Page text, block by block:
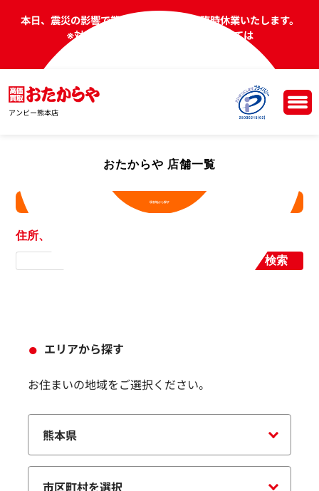
本日、震災の影響で熊本県の一部店舗を臨時休業いたします。
※対象店舗や、明日以降の営業については
コールセンターへお問い合わせください。
アンビー熊本店
おたからや 店舗一覧
現在地から探す
住所、店舗名から探す
検索
エリアから探す
お住まいの地域をご選択ください。